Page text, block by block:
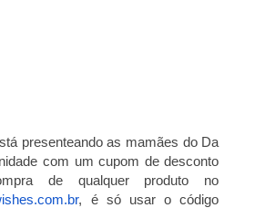
presenteando as mamães do Da
com um cupom de desconto
de qualquer produto no
, é só usar o código